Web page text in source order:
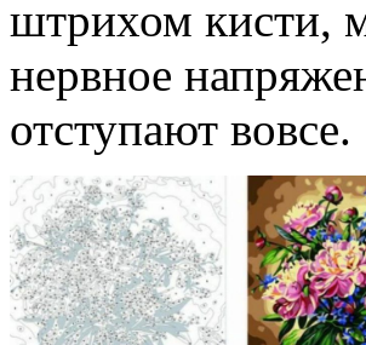
штрихом кисти,
нервное
отступают вовсе.